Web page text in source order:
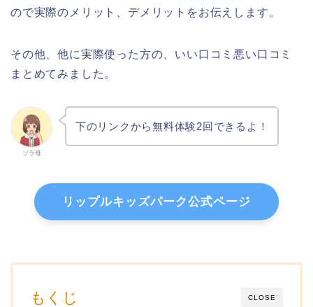
ので実際のメリット、デメリットをお伝えします。
その他、他に実際使った方の、いい口コミ悪い口コミ
まとめてみました。
ソラ母
下のリンクから無料体験2回できるよ！
リップルキッズパーク公式ページ
CLOSE
もくじ